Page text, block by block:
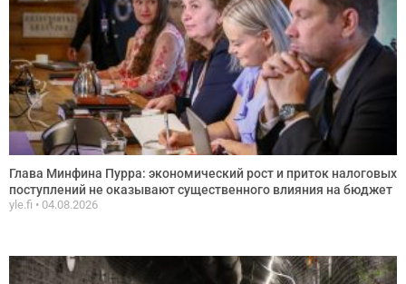
Глава Минфина Пурра: экономический рост и приток налоговых
поступлений не оказывают существенного влияния на бюджет
yle.fi 04.08.2026